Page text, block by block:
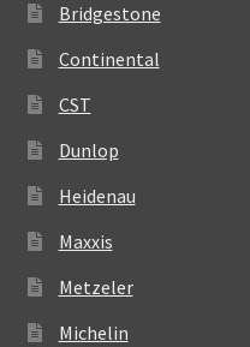
Bridgestone
Continental
CST
Dunlop
Heidenau
Maxxis
Metzeler
Michelin